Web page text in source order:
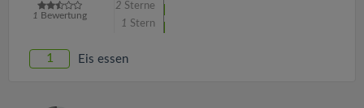
1 Bewertung
2 Sterne
1 Stern
1 Eis essen
i